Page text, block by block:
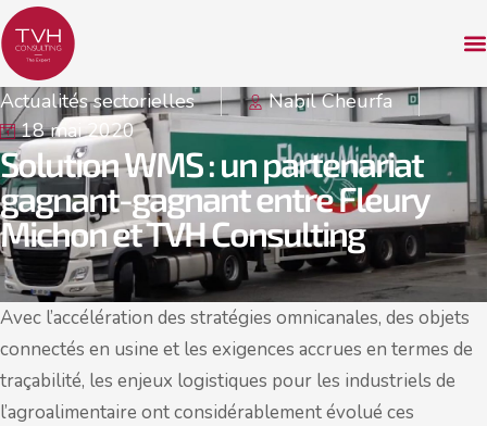
Actualités sectorielles
Nabil Cheurfa
18 mai 2020
Solution WMS : un partenariat
gagnant-gagnant entre Fleury
Michon et TVH Consulting
Avec l’accélération des stratégies omnicanales, des objets
connectés en usine et les exigences accrues en termes de
traçabilité, les enjeux logistiques pour les industriels de
l’agroalimentaire ont considérablement évolué ces